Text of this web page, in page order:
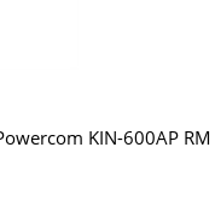
KIN-600AP RM